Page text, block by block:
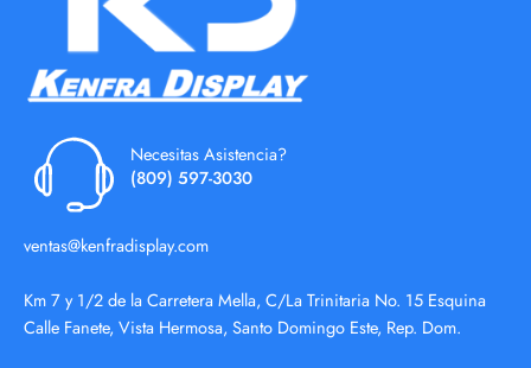
Necesitas Asistencia?
(809) 597-3030
ventas@kenfradisplay.com
Km 7 y 1/2 de la Carretera Mella, C/La Trinitaria No. 15 Esquina
Calle Fanete, Vista Hermosa, Santo Domingo Este, Rep. Dom.